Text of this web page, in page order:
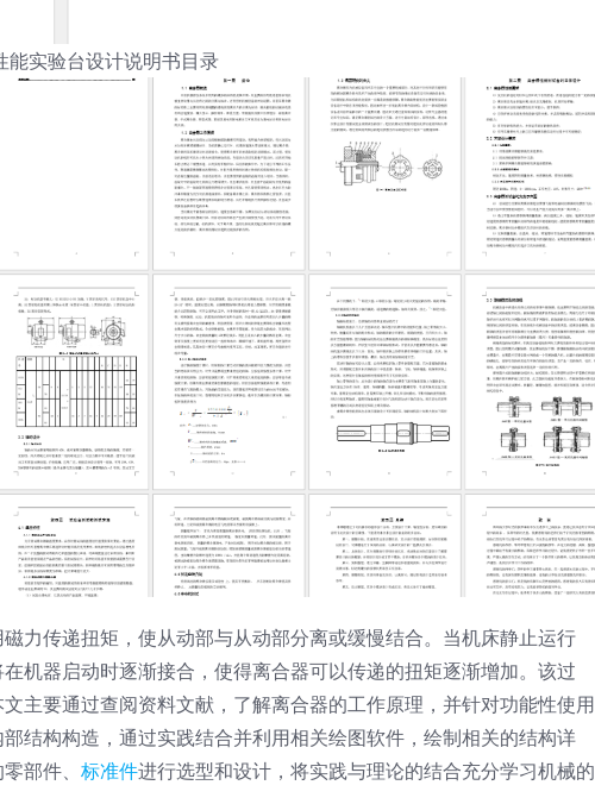
能实验台设计说明书目录
力传递扭矩，使从动部与从动部分离或缓慢结合。当机床静止运行
机器启动时逐渐接合，使得离合器可以传递的扭矩逐渐增加。该过
主要通过查阅资料文献，了解离合器的工作原理，并针对功能性使用
结构构造，通过实践结合并利用相关绘图软件，绘制相关的结构详
部件、 标准件进行选型和设计，将实践与理论的结合充分学习机械的